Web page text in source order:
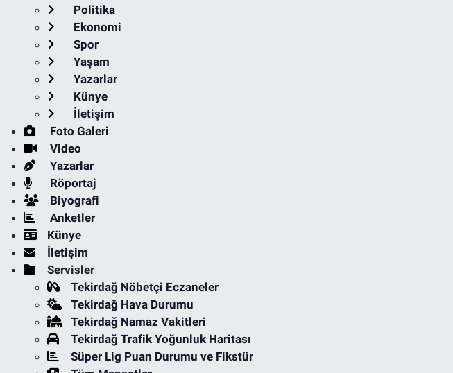
Politika
Ekonomi
Spor
Yaşam
Yazarlar
Künye
İletişim
Foto Galeri
Video
Yazarlar
Röportaj
Biyografi
Anketler
Künye
İletişim
Servisler
Tekirdağ Nöbetçi Eczaneler
Tekirdağ Hava Durumu
Tekirdağ Namaz Vakitleri
Tekirdağ Trafik Yoğunluk Haritası
Süper Lig Puan Durumu ve Fikstür